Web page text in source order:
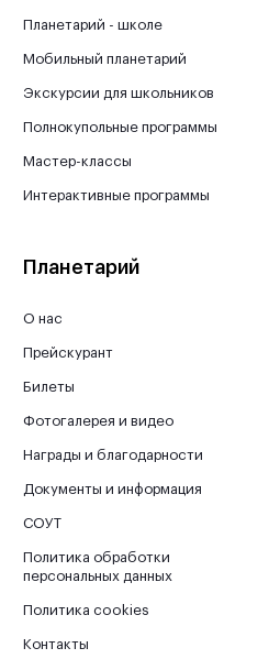
Планетарий - школе
Мобильный планетарий
Экскурсии для школьников
Полнокупольные программы
Мастер-классы
Интерактивные программы
Планетарий
О нас
Прейскурант
Билеты
Фотогалерея и видео
Награды и благодарности
Документы и информация
СОУТ
Политика обработки
персональных данных
Политика cookies
Контакты